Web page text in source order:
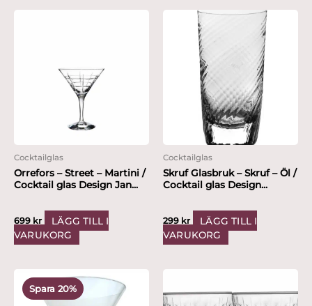
Cocktailglas
Orrefors – Street – Martini /
Cocktail glas Design Jan...
699 kr
LÄGG TILL I
VARUKORG
Cocktailglas
Skruf Glasbruk – Skruf – Öl /
Cocktail glas Design...
299 kr
LÄGG TILL I
VARUKORG
Spara 20%
ursprungliga
Det
nuvarande
priset